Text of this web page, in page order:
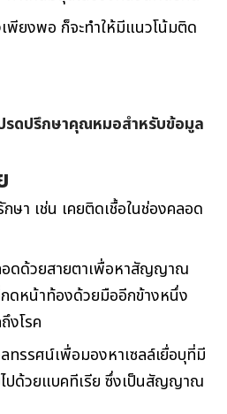
พียงพอ ก็จะทำให้มีแนวโน้มติด
รดปรึกษาคุณหมอสำหรับข้อมูล
ษา เช่น เคยติดเชื้อในช่องคลอด
อดด้วยสายตาเพื่อหาสัญญาณ
กดหน้าท้องด้วยมืออีกข้างหนึ่ง
งโรค
รรศน์เพื่อมองหาเซลล์เยื่อบุที่มี
ไปด้วยแบคทีเรีย ซึ่งเป็นสัญญาณ